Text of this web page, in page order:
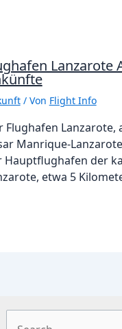
Lanzarote
/ Von Flight Info
Flughafen Lanzarote,
Manrique-
Hauptflughafen der
etwa 5